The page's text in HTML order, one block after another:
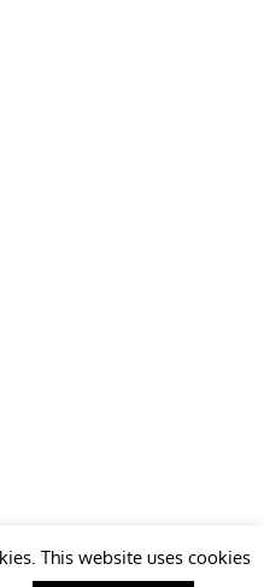
This website uses cookies